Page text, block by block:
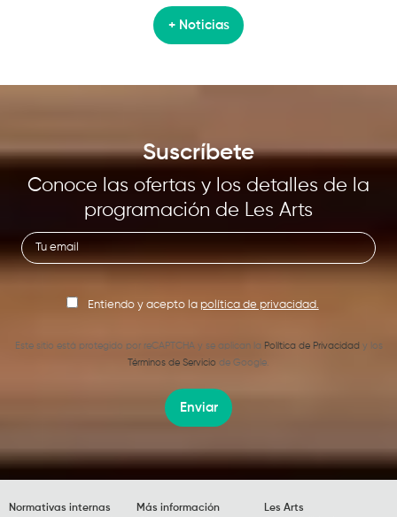
+ Noticias
Suscríbete
Conoce las ofertas y los detalles de la
programación de Les Arts
Entiendo y acepto la política de privacidad.
Este sitio está protegido por reCAPTCHA y se aplican la Política de Privacidad y los
Términos de Servicio de Google.
Enviar
Normativas internas
Más información
Les Arts